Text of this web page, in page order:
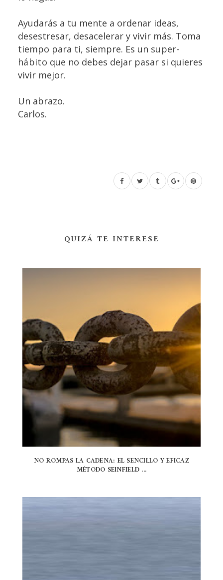
Ayudarás a tu mente a ordenar ideas,
desestresar, desacelerar y vivir más. Toma
tiempo para ti, siempre. Es un super-
hábito que no debes dejar pasar si quieres
vivir mejor.
Un abrazo.
Carlos.
QUIZÁ TE INTERESE
NO ROMPAS LA CADENA: EL SENCILLO Y EFICAZ
MÉTODO SEINFIELD ...